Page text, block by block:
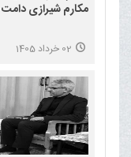
مکارم شیرازی دامت
02 خرداد 1405